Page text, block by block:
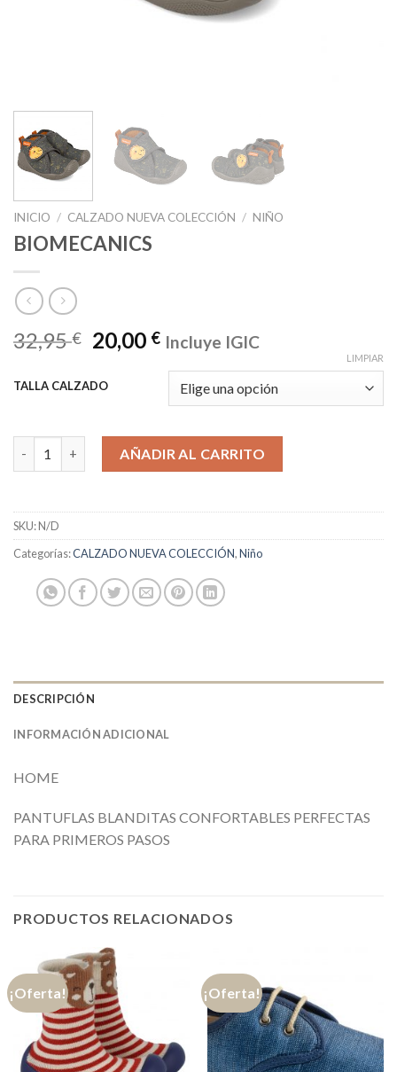
INICIO / CALZADO NUEVA COLECCIÓN / NIÑO
BIOMECANICS
32,95€ 20,00 € Incluye IGIC
TALLA CALZADO
LIMPIAR
BIOMECANICS cantidadAÑADIR AL CARRITO
SKU:N/D
Categorías:CALZADO NUEVA COLECCIÓN,Niño
DESCRIPCIÓN
INFORMACIÓN ADICIONAL
HOME
PANTUFLAS BLANDITAS CONFORTABLES PERFECTAS
PARA PRIMEROS PASOS
PRODUCTOS RELACIONADOS
¡Oferta! ¡Oferta!